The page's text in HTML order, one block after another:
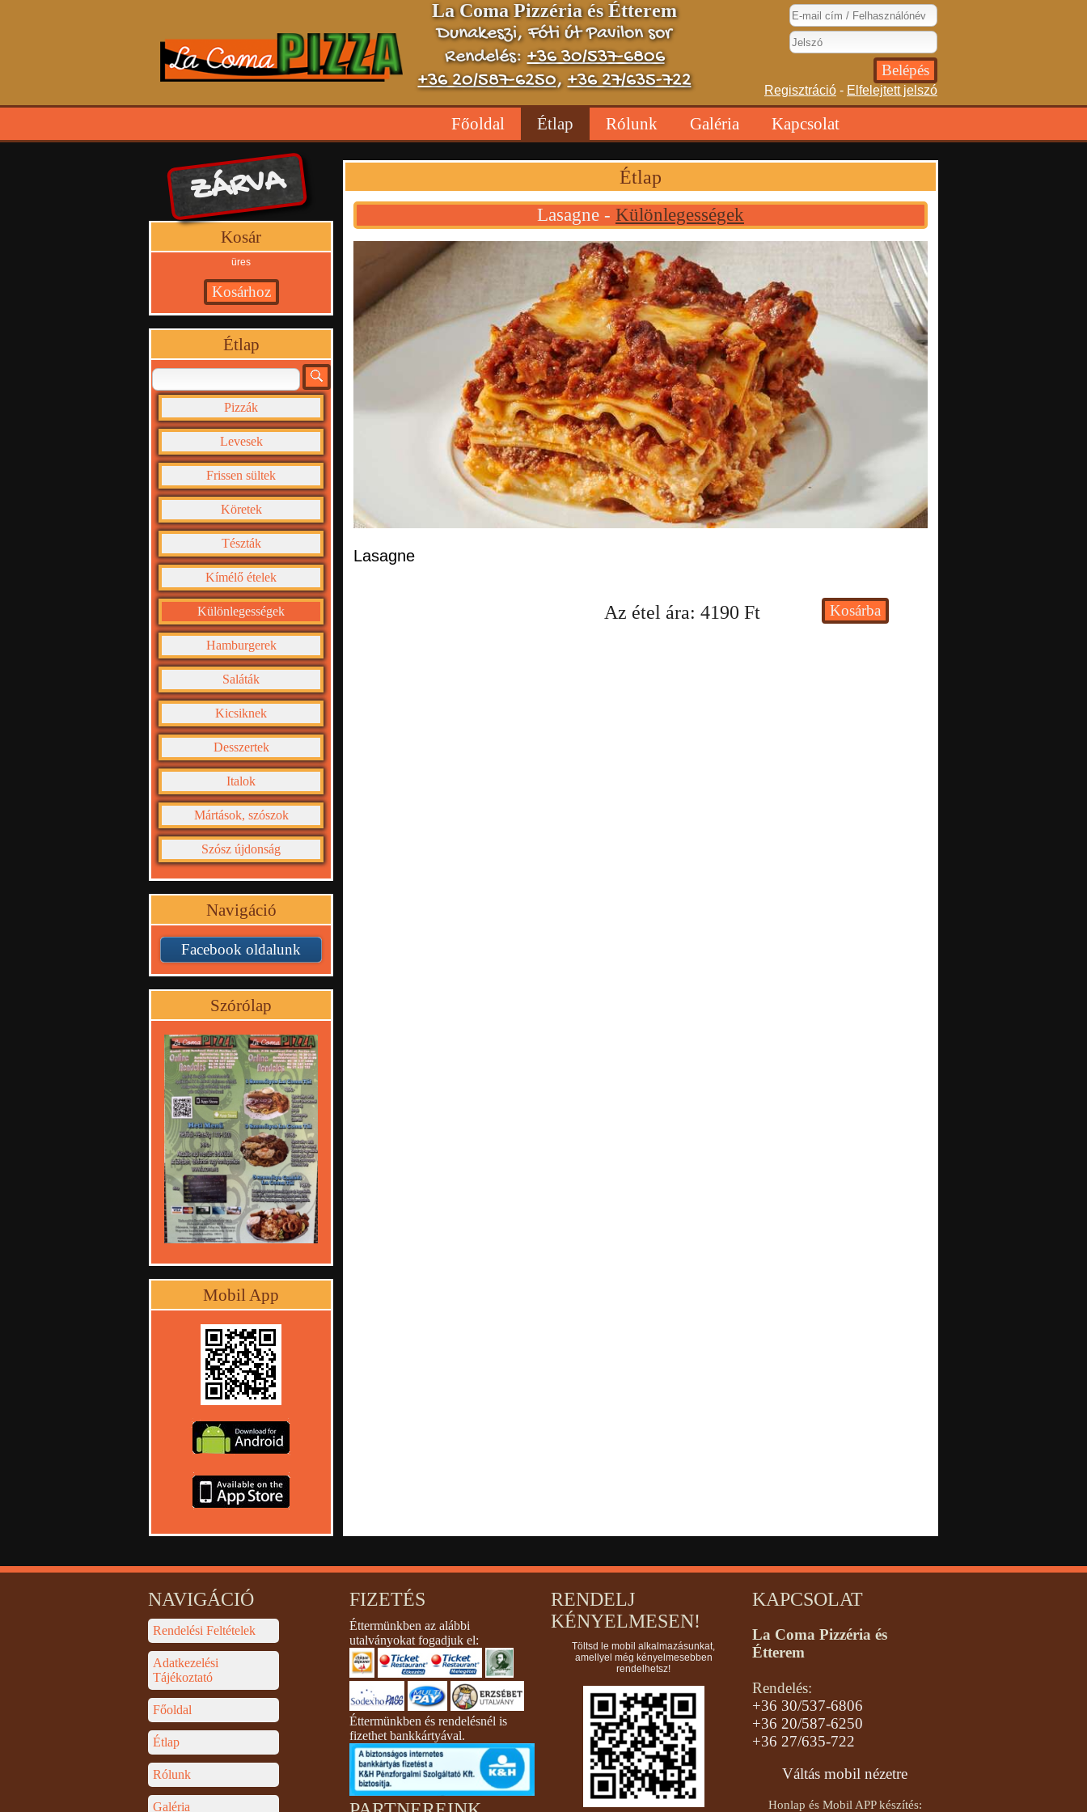
La Coma Pizzéria és Étterem
Dunakeszi, Fóti út Pavilon sor
Rendelés:+36 30/537-6806
+36 20/587-6250,+36 27/635-722 Regisztráció - Elfelejtett jelszó
Főoldal Étlap Rólunk Galéria Kapcsolat
ZÁRVA
Kosár
üres
Étlap
Pizzák
Levesek
Frissen sültek
Köretek
Tészták
Kímélő ételek
Különlegességek
Hamburgerek
Saláták
Kicsiknek
Desszertek
Italok
Mártások, szószok
Szósz újdonság
Navigáció
Facebook oldalunk
Szórólap
Mobil App
Étlap
Lasagne - Különlegességek
Lasagne
Az étel ára: 4190 Ft
NAVIGÁCIÓ
Rendelési Feltételek
Adatkezelési
Tájékoztató
Főoldal
Étlap
Rólunk
Galéria
FIZETÉS
Éttermünkben az alábbi
utalványokat fogadjuk el:
Éttermünkben és rendelésnél is
fizethet bankkártyával.
RENDELJ
KÉNYELMESEN!
Töltsd le mobil alkalmazásunkat,
amellyel még kényelmesebben
rendelhetsz!
KAPCSOLAT
La Coma Pizzéria és
Étterem
Rendelés:
+36 30/537-6806
+36 20/587-6250
+36 27/635-722
Váltás mobil nézetre
Honlap és Mobil APP készítés: